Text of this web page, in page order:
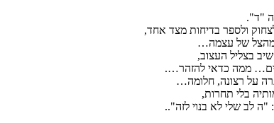
"ד".
ולספר בדיחות מצד אחד,
מהצל של עצמה…
בצליל העצוב,
ממה כדאי להזהר….
על רצונה, חלומה…
בלי תחרות,
לב שלי לא בנוי לזה"..